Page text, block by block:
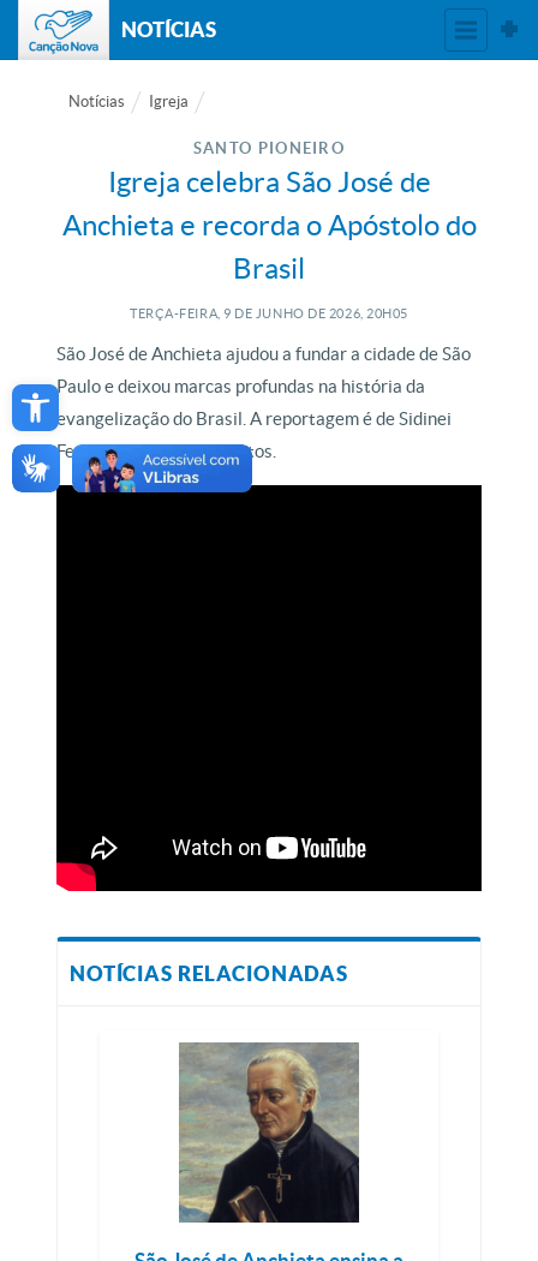
Open toolbar
NOTÍCIAS
Notícias Igreja
SANTO PIONEIRO
Igreja celebra São José de
Anchieta e recorda o Apóstolo do
Brasil
TERÇA-FEIRA, 9 DE JUNHO DE 2026, 20H05
São José de Anchieta ajudou a fundar a cidade de São
Paulo e deixou marcas profundas na história da
evangelização do Brasil. A reportagem é de Sidinei
Fernandes e Antonio Matos.
NOTÍCIAS RELACIONADAS